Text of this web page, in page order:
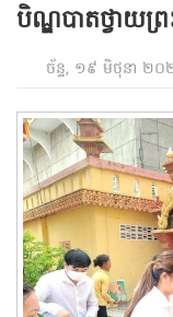
បិណ្ឌបាតថ្វាយ
ច័ន្ទ, ១៩ មិថុនា ២